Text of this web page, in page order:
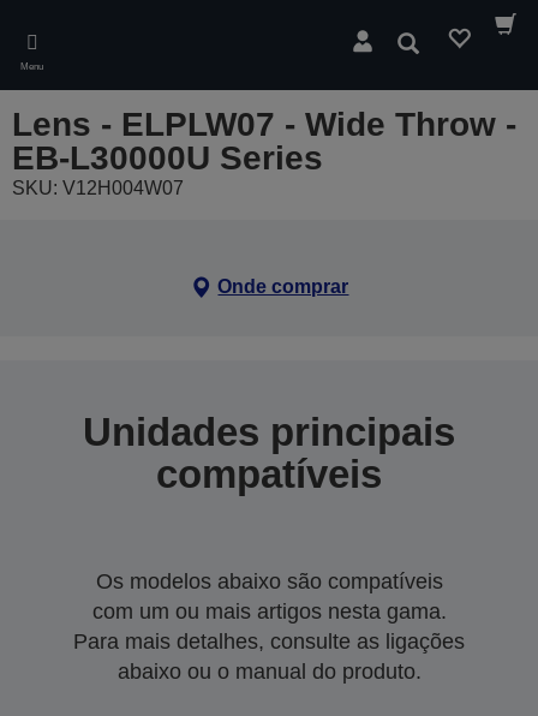
main
content
Menu
Pesquisar
Lens - ELPLW07 - Wide Throw -
EB-L30000U Series
SKU: V12H004W07
Onde comprar
Unidades principais
compatíveis
Os modelos abaixo são compatíveis
com um ou mais artigos nesta gama.
Para mais detalhes, consulte as ligações
abaixo ou o manual do produto.